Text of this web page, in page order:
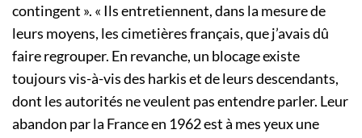
contingent ». « Ils entretiennent, dans la mesure de
leurs moyens, les cimetières français, que j’avais dû
faire regrouper. En revanche, un blocage existe
toujours vis-à-vis des harkis et de leurs descendants,
dont les autorités ne veulent pas entendre parler. Leur
abandon par la France en 1962 est à mes yeux une